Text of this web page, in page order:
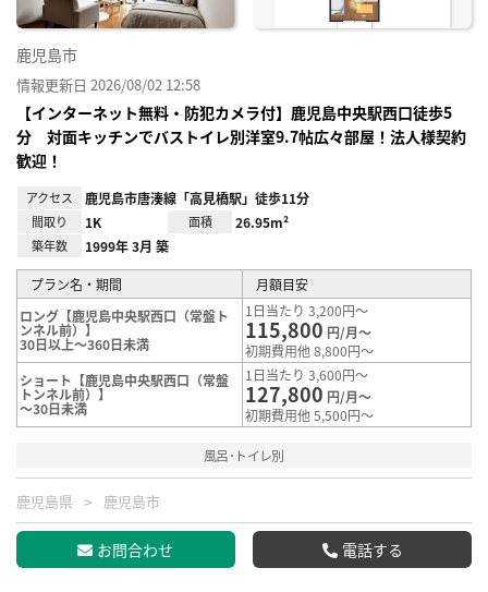
鹿児島市
情報更新日 2026/08/02 12:58
【インターネット無料・防犯カメラ付】鹿児島中央駅西口徒歩5
分 対面キッチンでバストイレ別洋室9.7帖広々部屋！法人様契約
歓迎！
アクセス 鹿児島市唐湊線「高見橋駅」徒歩11分
間取り 1K 面積 26.95m²
築年数 1999年 3月 築
プラン名・期間
月額目安
ロング【鹿児島中央駅西口（常盤ト
ンネル前）】
30日以上～360日未満
1日当たり 3,200円～
115,800 円/月～
初期費用他 8,800円～
ショート【鹿児島中央駅西口（常盤
トンネル前）】
～30日未満
1日当たり 3,600円～
127,800 円/月～
初期費用他 5,500円～
風呂･トイレ別
鹿児島県 鹿児島市
お問合わせ 電話する